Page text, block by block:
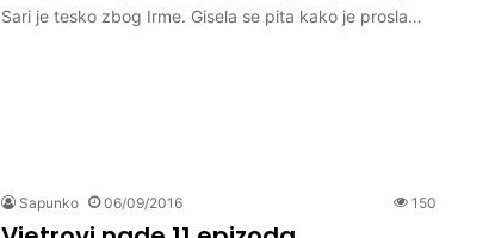
Sari je tesko zbog Irme. Gisela se pita kako je prosla…
Sapunko 06/09/2016 150